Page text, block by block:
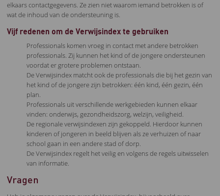
elkaars contactgegevens. Ze zien niet waarom iemand betrokken is of
wat de inhoud van de ondersteuning is.
Vijf redenen om de Verwijsindex te gebruiken
Professionals komen vroeg in contact met andere betrokken
professionals. Zij kunnen het kind of de jongere ondersteunen
voordat er grotere problemen ontstaan.
De Verwijsindex matcht ook de professionals die bij het gezin van
het kind of de jongere zijn betrokken: één kind, één gezin, één
plan.
Professionals uit verschillende werkgebieden kunnen elkaar
vinden: onderwijs, gezondheidszorg, welzijn, veiligheid.
De regionale verwijsindexen zijn gekoppeld. Hierdoor kunnen
kinderen of jongeren in beeld blijven als ze verhuizen of naar
school gaan in een andere stad of dorp.
De Verwijsindex regelt het veilig en volgens de regels uitwisselen
van informatie.
Vragen